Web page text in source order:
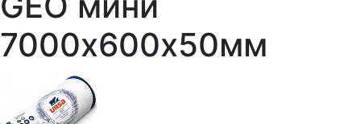
7000х600х50мм